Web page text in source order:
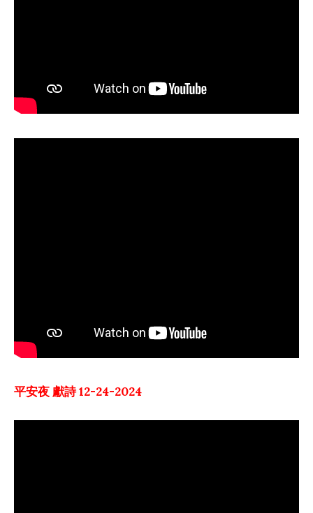
平安夜 獻詩 12-24-2024